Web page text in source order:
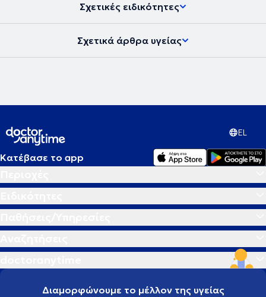
Σχετικές ειδικότητες
Σχετικά άρθρα υγείας
EL
Κατέβασε το app
Διαμορφώνουμε το μέλλον της υγείας